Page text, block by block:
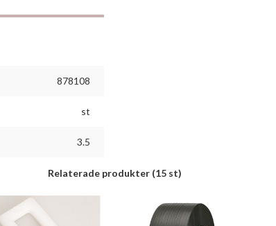
878108
st
3.5
Relaterade produkter (15 st)